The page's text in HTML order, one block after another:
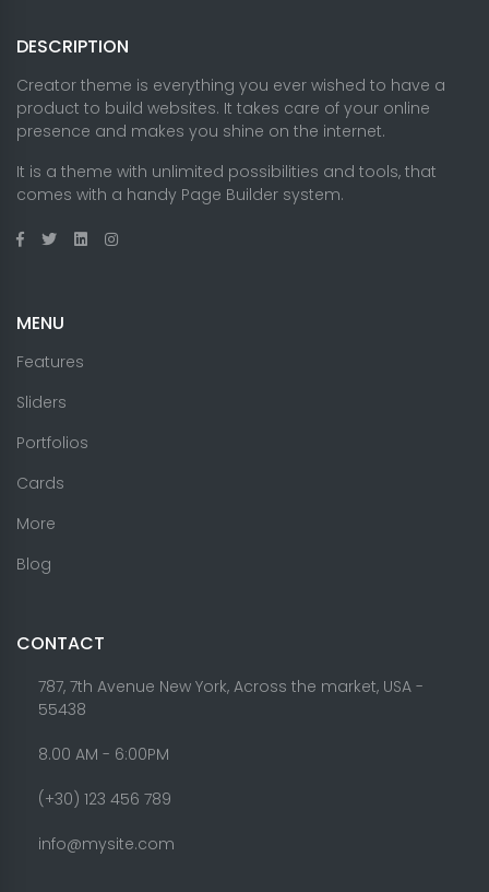
DESCRIPTION
Creator theme is everything you ever wished to have a
product to build websites. It takes care of your online
presence and makes you shine on the internet.
It is a theme with unlimited possibilities and tools, that
comes with a handy Page Builder system.
MENU
Features
Sliders
Portfolios
Cards
More
Blog
CONTACT
787, 7th Avenue New York, Across the market, USA -
55438
8.00 AM - 6:00PM
(+30) 123 456 789
info@mysite.com